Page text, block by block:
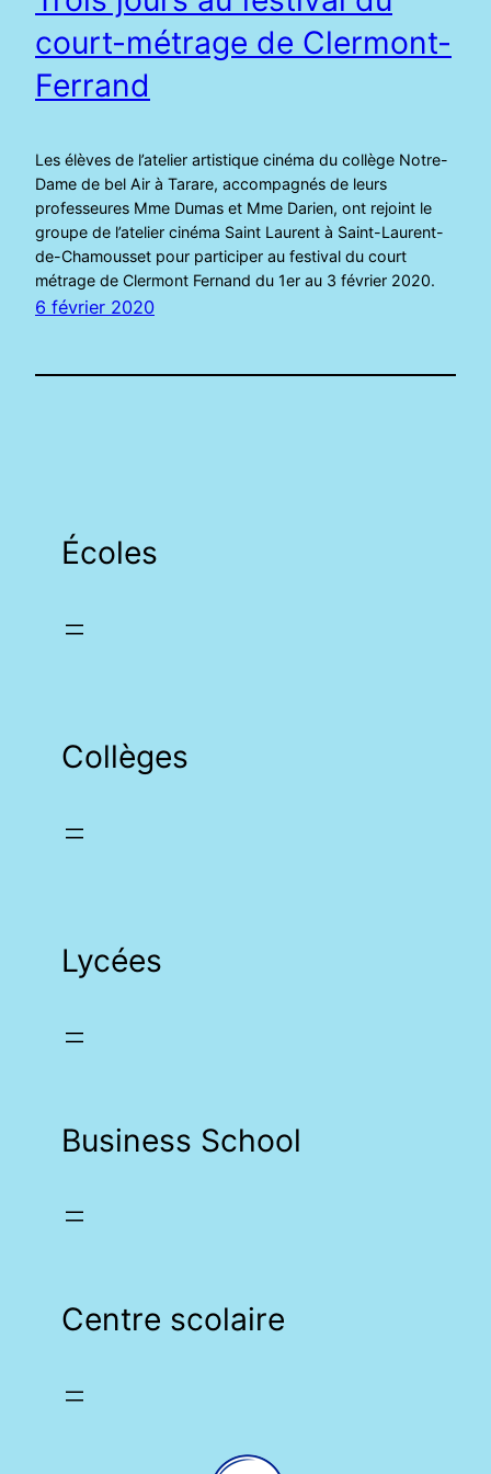
court-métrage de Clermont-
Ferrand
Les élèves de l’atelier artistique cinéma du collège Notre-
Dame de bel Air à Tarare, accompagnés de leurs
professeures Mme Dumas et Mme Darien, ont rejoint le
groupe de l’atelier cinéma Saint Laurent à Saint-Laurent-
de-Chamousset pour participer au festival du court
métrage de Clermont Fernand du 1er au 3 février 2020.
6 février 2020
Écoles
Collèges
Lycées
Business School
Centre scolaire